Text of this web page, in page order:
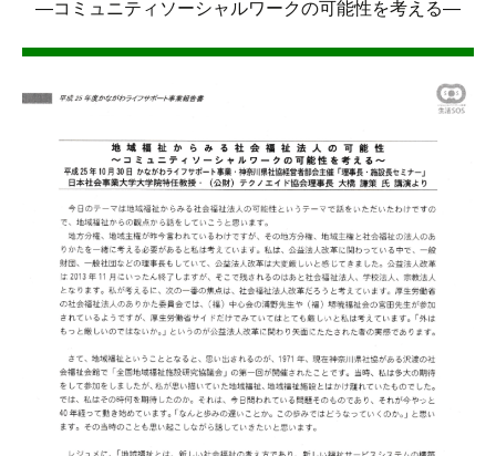
―コミュニティソーシャルワークの可能性を考える―